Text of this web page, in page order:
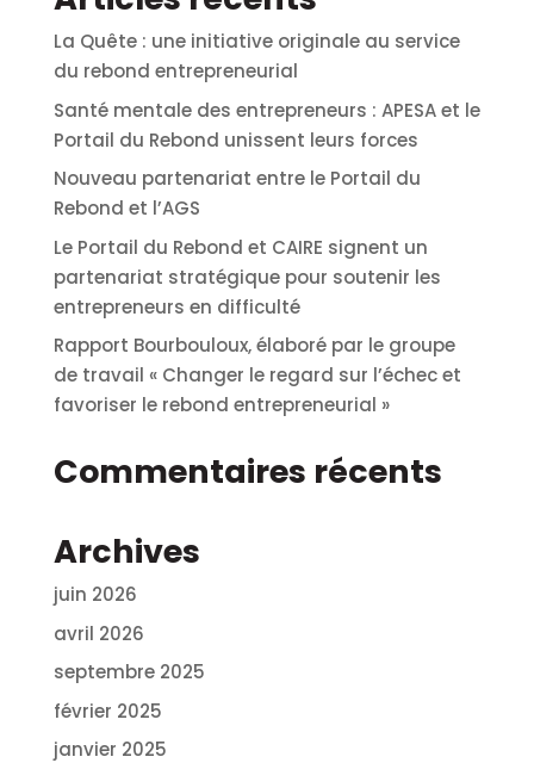
La Quête : une initiative originale au service
du rebond entrepreneurial
Santé mentale des entrepreneurs : APESA et le
Portail du Rebond unissent leurs forces
Nouveau partenariat entre le Portail du
Rebond et l’AGS
Le Portail du Rebond et CAIRE signent un
partenariat stratégique pour soutenir les
entrepreneurs en difficulté
Rapport Bourbouloux, élaboré par le groupe
de travail « Changer le regard sur l’échec et
favoriser le rebond entrepreneurial »
Commentaires récents
Archives
juin 2026
avril 2026
septembre 2025
février 2025
janvier 2025